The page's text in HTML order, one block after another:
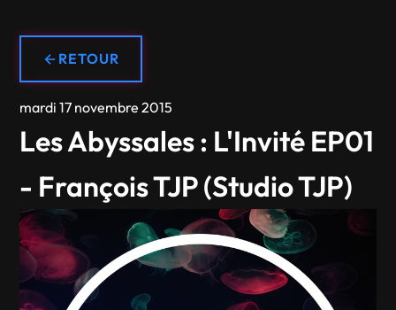
RETOUR
mardi 17 novembre 2015
Les Abyssales : L'Invité EP01
- François TJP (Studio TJP)